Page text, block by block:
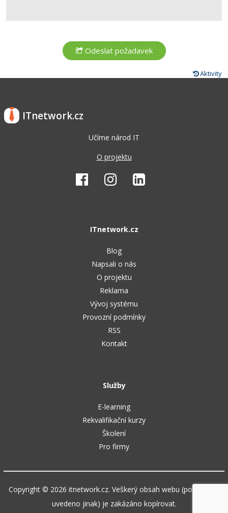
Aktivity
ITnetwork.cz
Učíme národ IT
O projektu
ITnetwork.cz
Blog
Napsali o nás
O projektu
Reklama
Vývoj systému
Provozní podmínky
RSS
Kontakt
Služby
E-learning
Rekvalifikační kurzy
Školení
Pro firmy
Copyright © 2026 itnetwork.cz. Veškerý obsah webu (pokud není
uvedeno jinak) je zakázáno kopírovat.